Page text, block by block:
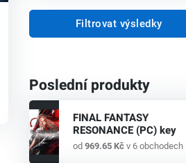
Filtrovat výsledky
Poslední produkty
FINAL FANTASY
RESONANCE (PC) key
od 969.65 Kčv 6 obchodech